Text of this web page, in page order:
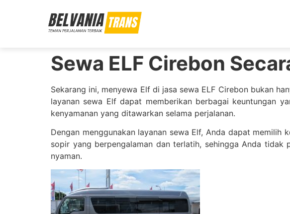
Sewa ELF Cirebon
Sekarang ini, menyewa Elf di jasa sewa ELF Cirebon bukan
layanan sewa Elf dapat memberikan berbagai keuntungan
kenyamanan yang ditawarkan selama perjalanan.
Dengan menggunakan layanan sewa Elf, Anda dapat memilih
sopir yang berpengalaman dan terlatih, sehingga Anda
nyaman.